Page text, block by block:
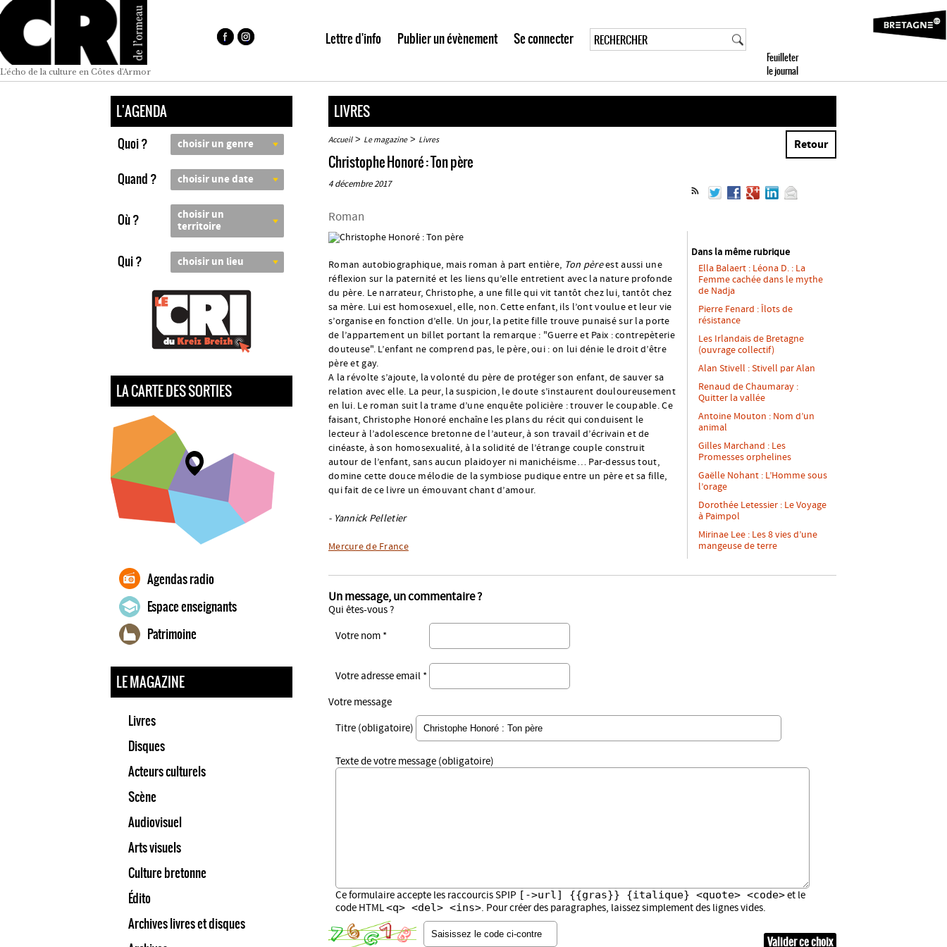
L'écho de la culture en Côtes d'Armor
Lettre d'info Publier un évènement Se connecter
L'AGENDA
Quoi ? choisir un genre
Quand ? choisir une date
Où ?
choisir un
territoire
Qui ? choisir un lieu
LA CARTE DES SORTIES
Agendas radio
Espace enseignants
Patrimoine
LE MAGAZINE
Livres
Disques
Acteurs culturels
Scène
Audiovisuel
Arts visuels
Culture bretonne
Édito
Archives livres et disques
LIVRES
Accueil> Le magazine> Livres Retour
Christophe Honoré : Ton père
4 décembre 2017
Roman
Roman autobiographique, mais roman à part entière, Ton pèreest aussi une
réflexion sur la paternité et les liens qu’elle entretient avec la nature profonde
du père. Le narrateur, Christophe, a une fille qui vit tantôt chez lui, tantôt chez
sa mère. Lui est homosexuel, elle, non. Cette enfant, ils l’ont voulue et leur vie
s’organise en fonction d’elle. Un jour, la petite fille trouve punaisé sur la porte
de l’appartement un billet portant la remarque : "Guerre et Paix : contrepèterie
douteuse". L’enfant ne comprend pas, le père, oui : on lui dénie le droit d’être
père et gay.
A la révolte s’ajoute, la volonté du père de protéger son enfant, de sauver sa
relation avec elle. La peur, la suspicion, le doute s’instaurent douloureusement
en lui. Le roman suit la trame d’une enquête policière : trouver le coupable. Ce
faisant, Christophe Honoré enchaîne les plans du récit qui conduisent le
lecteur à l’adolescence bretonne de l’auteur, à son travail d’écrivain et de
cinéaste, à son homosexualité, à la solidité de l’étrange couple construit
autour de l’enfant, sans aucun plaidoyer ni manichéisme… Par-dessus tout,
domine cette douce mélodie de la symbiose pudique entre un père et sa fille,
qui fait de ce livre un émouvant chant d’amour.
- Yannick Pelletier
Mercure de France
Dans la même rubrique
Ella Balaert : Léona D. : La
Femme cachée dans le mythe
de Nadja
Pierre Fenard : Îlots de
résistance
Les Irlandais de Bretagne
(ouvrage collectif)
Alan Stivell : Stivell par Alan
Renaud de Chaumaray :
Quitter la vallée
Antoine Mouton : Nom d’un
animal
Gilles Marchand : Les
Promesses orphelines
Gaëlle Nohant : L’Homme sous
l’orage
Dorothée Letessier : Le Voyage
à Paimpol
Mirinae Lee : Les 8 vies d’une
mangeuse de terre
Un message, un commentaire ?
Qui êtes-vous ?
Votre nom *
Votre adresse email *
Votre message
Titre (obligatoire)
Texte de votre message (obligatoire)
Ce formulaire accepte les raccourcis SPIP [->url] {{gras}} {italique} <quote> <code>et le
code HTML<q> <del> <ins>. Pour créer des paragraphes, laissez simplement des lignes vides.